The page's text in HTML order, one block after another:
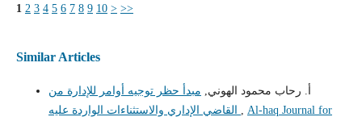
1 2 3 4 5 6 7 8 9 10 > >>
Similar Articles
أ. رحاب محمود الهوني, مبدأ حظر توجيه أوامر للإدارة من
Al-haq Journal for